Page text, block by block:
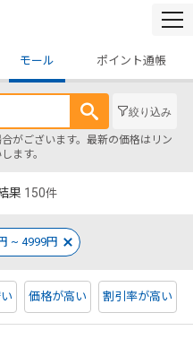
モール ポイント通帳
絞り込み
がございます。最新の価格はリン
ます。
果 150件
~ 4999円
価格が高い 割引率が高い